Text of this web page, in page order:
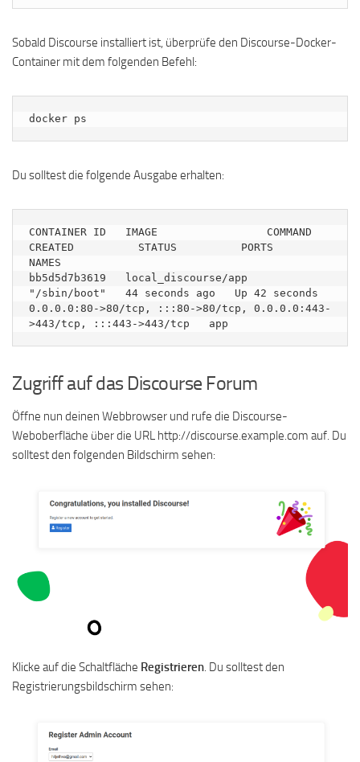
Sobald Discourse installiert ist, überprüfe den Discourse-Docker-
Container mit dem folgenden Befehl:
docker ps
Du solltest die folgende Ausgabe erhalten:
CONTAINER ID   IMAGE                 COMMAND
CREATED          STATUS          PORTS
NAMES
bb5d5d7b3619   local_discourse/app
"/sbin/boot"   44 seconds ago   Up 42 seconds
0.0.0.0:80->80/tcp, :::80->80/tcp, 0.0.0.0:443-
Zugriff auf das Discourse Forum
Öffne nun deinen Webbrowser und rufe die Discourse-
Weboberfläche über die URL http://discourse.example.com auf. Du
solltest den folgenden Bildschirm sehen:
Klicke auf die Schaltfläche Registrieren. Du solltest den
Registrierungsbildschirm sehen: